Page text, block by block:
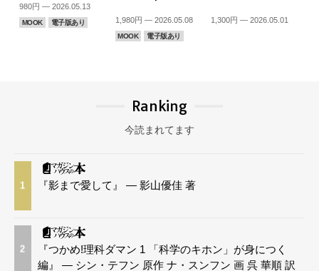
980円 — 2026.05.13
MOOK 電子版あり 1,980円 — 2026.05.08
MOOK 電子版あり
1,300円 — 2026.05.01
Ranking
今読まれてます
1 『影まで愛して』 — 影山優佳 著
2
『つかめ!理科ダマン 1 「科学のキホン」が身につく
編』 — シン・テフン 原作 ナ・スンフン 画 呉 華順 訳